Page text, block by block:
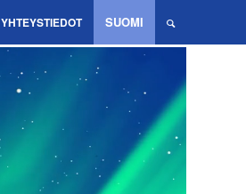
YHTEYSTIEDOT SUOMI